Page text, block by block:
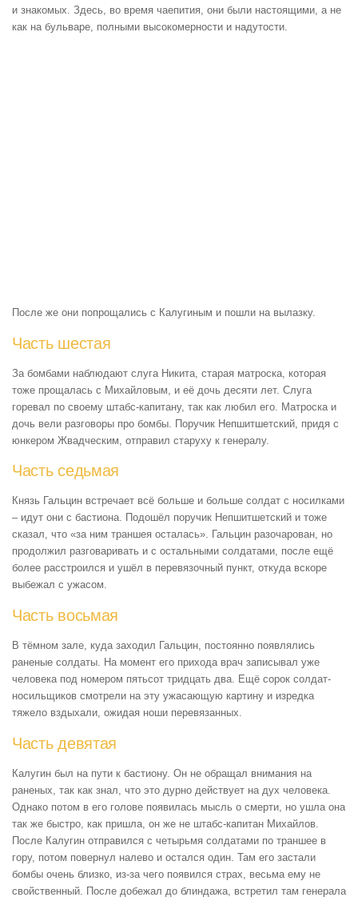
и знакомых. Здесь, во время чаепития, они были настоящими, а не
как на бульваре, полными высокомерности и надутости.
После же они попрощались с Калугиным и пошли на вылазку.
Часть шестая
За бомбами наблюдают слуга Никита, старая матроска, которая
тоже прощалась с Михайловым, и её дочь десяти лет. Слуга
горевал по своему штабс-капитану, так как любил его. Матроска и
дочь вели разговоры про бомбы. Поручик Непшитшетский, придя с
юнкером Жвадческим, отправил старуху к генералу.
Часть седьмая
Князь Гальцин встречает всё больше и больше солдат с носилками
– идут они с бастиона. Подошёл поручик Непшитшетский и тоже
сказал, что «за ним траншея осталась». Гальцин разочарован, но
продолжил разговаривать и с остальными солдатами, после ещё
более расстроился и ушёл в перевязочный пункт, откуда вскоре
выбежал с ужасом.
Часть восьмая
В тёмном зале, куда заходил Гальцин, постоянно появлялись
раненые солдаты. На момент его прихода врач записывал уже
человека под номером пятьсот тридцать два. Ещё сорок солдат-
носильщиков смотрели на эту ужасающую картину и изредка
тяжело вздыхали, ожидая ноши перевязанных.
Часть девятая
Калугин был на пути к бастиону. Он не обращал внимания на
раненых, так как знал, что это дурно действует на дух человека.
Однако потом в его голове появилась мысль о смерти, но ушла она
так же быстро, как пришла, он же не штабс-капитан Михайлов.
После Калугин отправился с четырьмя солдатами по траншее в
гору, потом повернул налево и остался один. Там его застали
бомбы очень близко, из-за чего появился страх, весьма ему не
свойственный. После добежал до блиндажа, встретил там генерала